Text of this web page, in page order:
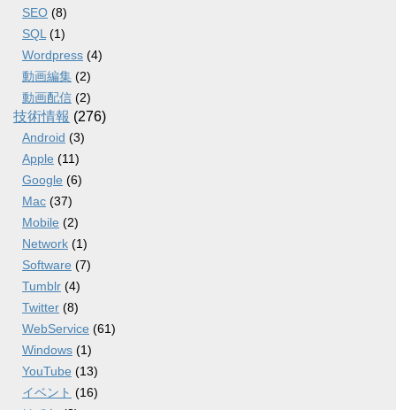
SEO (8)
SQL (1)
Wordpress (4)
動画編集 (2)
動画配信 (2)
技術情報 (276)
Android (3)
Apple (11)
Google (6)
Mac (37)
Mobile (2)
Network (1)
Software (7)
Tumblr (4)
Twitter (8)
WebService (61)
Windows (1)
YouTube (13)
イベント (16)